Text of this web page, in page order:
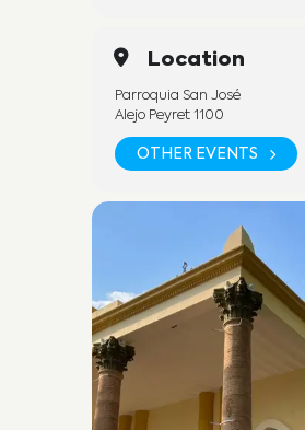
Location
Parroquia San José
Alejo Peyret 1100
OTHER EVENTS